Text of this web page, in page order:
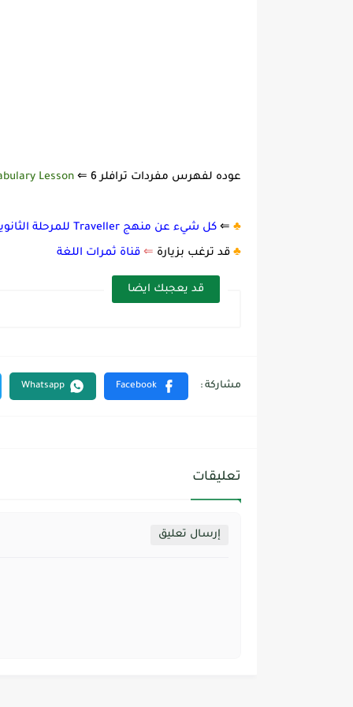
عوده لفهرس مفردات ترافلر 6 ⇐ Lesson
♣️
⇐ كل شيء عن منهج Traveller للمرحلة الثانوية
♣️ قد ترغب بزيارة ⇐ قناة ثمرات اللغة
قد يعجبك ايضا
تعليقات
إرسال تعليق